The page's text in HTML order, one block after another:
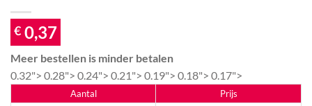
€ 0,37
Meer bestellen is minder betalen
0.32"> 0.28"> 0.24"> 0.21"> 0.19"> 0.18"> 0.17">
Aantal
Prijs